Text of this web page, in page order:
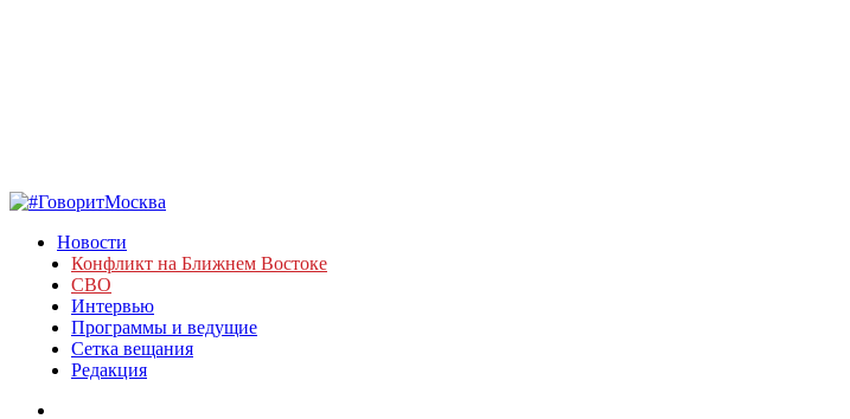
Новости
Конфликт на Ближнем Востоке
СВО
Интервью
Программы и ведущие
Сетка вещания
Редакция